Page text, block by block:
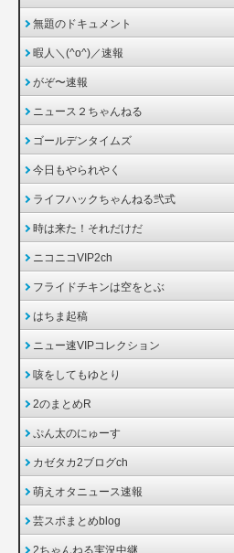
無題のドキュメント
暇人＼(^o^)／速報
がぞ〜速報
ニュース２ちゃんねる
ゴールデンタイムズ
今日もやられやく
ライフハックちゃんねる弐式
時は来た！それだけだ
ニコニコVIP2ch
フライドチキンは空をとぶ
はちま起稿
ニュー速VIPコレクション
咳をしてもゆとり
2のまとめR
ぷん太のにゅーす
カゼタカ2ブログch
萌えオタニュース速報
芸スポまとめblog
2ちゃんねる実況中継